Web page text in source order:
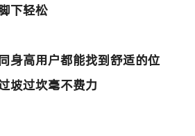
下轻松
身高用户都能找到舒适的位
坡过坎毫不费力